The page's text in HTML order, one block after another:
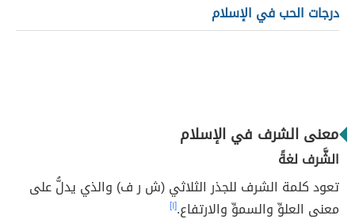
درجات الحب في الإسلام
معنى الشرف في الإسلام
الشَّرف لغةً
تعود كلمة الشرف للجذر الثلاثي (ش ر ف) والذي يدلُّ على
معنى العلوِّ والسموِّ والارتفاع.[١]